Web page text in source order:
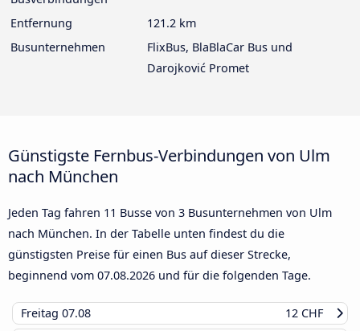
Entfernung
121.2 km
Busunternehmen
FlixBus, BlaBlaCar Bus und
Darojković Promet
Günstigste Fernbus-Verbindungen von Ulm
nach München
Jeden Tag fahren 11 Busse von 3 Busunternehmen von Ulm
nach München. In der Tabelle unten findest du die
günstigsten Preise für einen Bus auf dieser Strecke,
beginnend vom 07.08.2026 und für die folgenden Tage.
Freitag 07.08
12 CHF